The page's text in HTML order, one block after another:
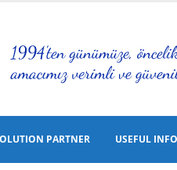
PARTNER USEFUL